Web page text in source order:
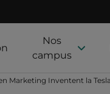
Nos
campus
Marketing Inventent la